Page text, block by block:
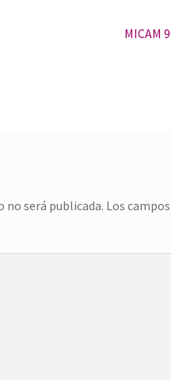
MICAM
no será publicada. Los